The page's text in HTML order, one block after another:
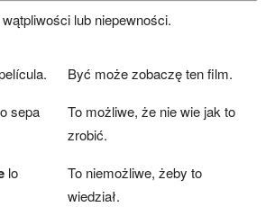
lub niepewności.
Być może zobaczę ten film.
sepa
To możliwe, że nie wie jak to
zrobić.
lo
To niemożliwe, żeby to
wiedział.